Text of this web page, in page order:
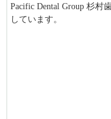
◆福利厚生
Pacific Dental Group 杉村
しています。